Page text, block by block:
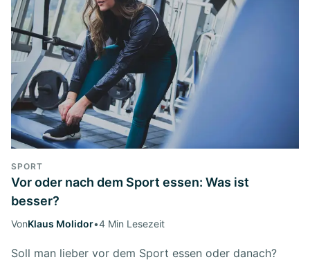
SPORT
Vor oder nach dem Sport essen: Was ist
besser?
VonKlaus Molidor•4 Min Lesezeit
Soll man lieber vor dem Sport essen oder danach?